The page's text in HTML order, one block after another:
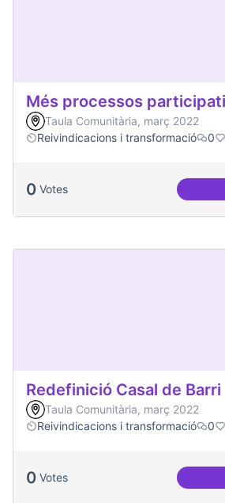
Més processos
Taula Comunitària, març 2022
Reivindicacions i transformació
0
0 Votes
Redefinició Casal de Barri
Taula Comunitària, març 2022
Reivindicacions i transformació
0
0 Votes